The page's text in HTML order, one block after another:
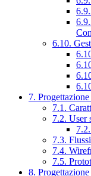
6.10.
7.
7.1.
7.2. User
7.3.
7.4.
7.5.
8.